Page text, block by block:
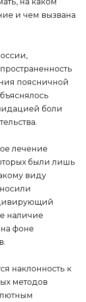
на каком
и чем вызвана
поясничной
боли
лечение
были лишь
виду
наличие
фоне
наклонность к
методов